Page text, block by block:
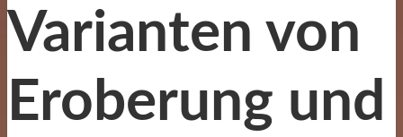
Varianten von
Eroberung und